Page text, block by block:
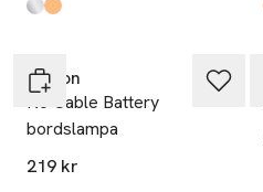
Produkten finns i färgerna:
chrome
orange/ brass
Unison
No Cable Battery
bordslampa
219 kr